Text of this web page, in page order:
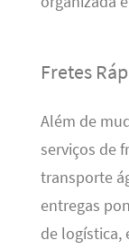
Fretes
Além de
serviços de
transporte
entregas
de logística,